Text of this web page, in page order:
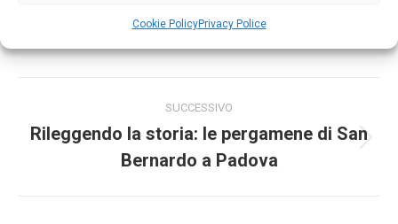
Cookie PolicyPrivacy Police
tra
SUCCESSIVO
Prossimo
post:
Rileggendo la storia: le pergamene di San
Bernardo a Padova